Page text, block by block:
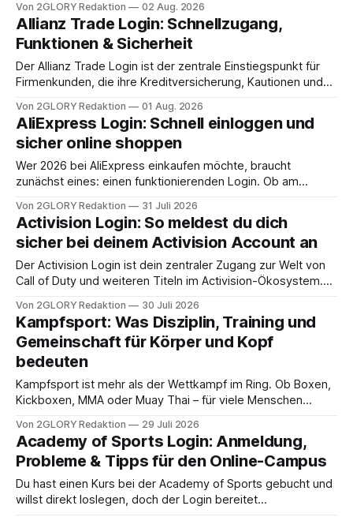
Leitfaden erklärt dir alle relevanten Details zum amazon vine
login, von der Erstanmeldung bis zu enrollment fees und
Steuerpflichten. Schnelle Antwort: Wie funktioniert der
Amazon
Von 2GLORY Redaktion 02 Aug. 2026
Allianz Trade Login: Schnellzugang,
Funktionen & Sicherheit
Der Allianz Trade Login ist der zentrale Einstiegspunkt für
Firmenkunden, die ihre Kreditversicherung, Kautionen und
Leitfaden erfahren Sie alles über den Zugang zum
Kundenportal, die Erstanmeldung, Sicherheitsmaßnahmen
und typische Problemlösungen. Allianz Trade Login,
Schnellzugang für Bestandskunden Der Allianz Trade Login
führt Sie direkt in
Von 2GLORY Redaktion 01 Aug. 2026
AliExpress Login: Schnell einloggen und
sicher online shoppen
Wer 2026 bei AliExpress einkaufen möchte, braucht
zunächst eines: einen funktionierenden Login. Ob am
Konto ist der erste Schritt zu einem reibungslosen
Einkaufserlebnis. Dieser Leitfaden zeigt Ihnen in wenigen
Schritten, wie Sie sich anmelden, Ihr Konto absichern und
typische Probleme
Von 2GLORY Redaktion 31 Juli 2026
Activision Login: So meldest du dich
sicher bei deinem Activision Account an
Der Activision Login ist dein zentraler Zugang zur Welt von
Call of Duty und weiteren Titeln im Activision-Ökosystem.
Progression, Online-Multiplayer und exklusive Belohnungen
verschlossen. Dieser Artikel zeigt dir alles, was du wissen
musst. Einführung: Was ist der Activision Login und warum
Von 2GLORY Redaktion 30 Juli 2026
Kampfsport: Was Disziplin, Training und
Gemeinschaft für Körper und Kopf
bedeuten
Kampfsport ist mehr als der Wettkampf im Ring. Ob Boxen,
Kickboxen, MMA oder Muay Thai – für viele Menschen
Respekt und der Freude an körperlicher Herausforderung.
Dieser Artikel gibt einen Überblick darüber, welche Werte
den Sport prägen, wie ein typisches Training aufgebaut ist,
Von 2GLORY Redaktion 29 Juli 2026
Academy of Sports Login: Anmeldung,
Probleme & Tipps für den Online-Campus
Du hast einen Kurs bei der Academy of Sports gebucht und
willst direkt loslegen, doch der Login bereitet